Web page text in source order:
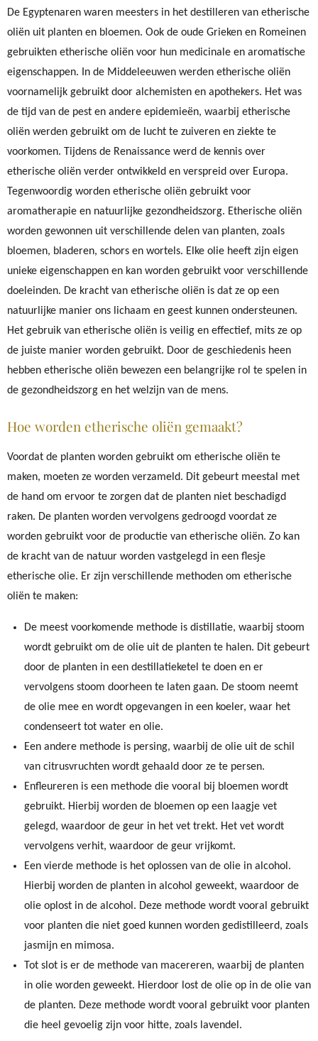
De Egyptenaren waren meesters in het destilleren van etherische
oliën uit planten en bloemen. Ook de oude Grieken en Romeinen
gebruikten etherische oliën voor hun medicinale en aromatische
eigenschappen. In de Middeleeuwen werden etherische oliën
voornamelijk gebruikt door alchemisten en apothekers. Het was
de tijd van de pest en andere epidemieën, waarbij etherische
oliën werden gebruikt om de lucht te zuiveren en ziekte te
voorkomen. Tijdens de Renaissance werd de kennis over
etherische oliën verder ontwikkeld en verspreid over Europa.
Tegenwoordig worden etherische oliën gebruikt voor
aromatherapie en natuurlijke gezondheidszorg. Etherische oliën
worden gewonnen uit verschillende delen van planten, zoals
bloemen, bladeren, schors en wortels. Elke olie heeft zijn eigen
unieke eigenschappen en kan worden gebruikt voor verschillende
doeleinden. De kracht van etherische oliën is dat ze op een
natuurlijke manier ons lichaam en geest kunnen ondersteunen.
Het gebruik van etherische oliën is veilig en effectief, mits ze op
de juiste manier worden gebruikt. Door de geschiedenis heen
hebben etherische oliën bewezen een belangrijke rol te spelen in
de gezondheidszorg en het welzijn van de mens.
Hoe worden etherische oliën gemaakt?
Voordat de planten worden gebruikt om etherische oliën te
maken, moeten ze worden verzameld. Dit gebeurt meestal met
de hand om ervoor te zorgen dat de planten niet beschadigd
raken. De planten worden vervolgens gedroogd voordat ze
worden gebruikt voor de productie van etherische oliën. Zo kan
de kracht van de natuur worden vastgelegd in een flesje
etherische olie. Er zijn verschillende methoden om etherische
oliën te maken:
De meest voorkomende methode is distillatie, waarbij stoom
wordt gebruikt om de olie uit de planten te halen. Dit gebeurt
door de planten in een destillatieketel te doen en er
vervolgens stoom doorheen te laten gaan. De stoom neemt
de olie mee en wordt opgevangen in een koeler, waar het
condenseert tot water en olie.
Een andere methode is persing, waarbij de olie uit de schil
van citrusvruchten wordt gehaald door ze te persen.
Enfleureren is een methode die vooral bij bloemen wordt
gebruikt. Hierbij worden de bloemen op een laagje vet
gelegd, waardoor de geur in het vet trekt. Het vet wordt
vervolgens verhit, waardoor de geur vrijkomt.
Een vierde methode is het oplossen van de olie in alcohol.
Hierbij worden de planten in alcohol geweekt, waardoor de
olie oplost in de alcohol. Deze methode wordt vooral gebruikt
voor planten die niet goed kunnen worden gedistilleerd, zoals
jasmijn en mimosa.
Tot slot is er de methode van macereren, waarbij de planten
in olie worden geweekt. Hierdoor lost de olie op in de olie van
de planten. Deze methode wordt vooral gebruikt voor planten
die heel gevoelig zijn voor hitte, zoals lavendel.